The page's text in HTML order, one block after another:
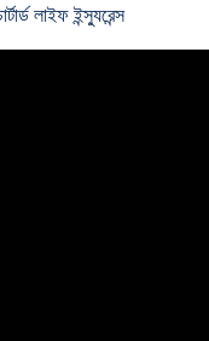
লাইফ ইন্স্যুরেন্স